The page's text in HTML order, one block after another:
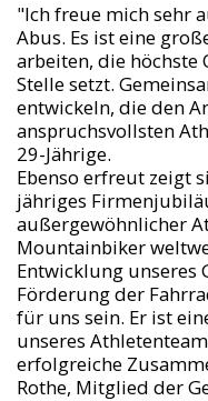
"Ich freue mich sehr
Abus. Es ist eine
arbeiten, die höchste
Stelle setzt.
entwickeln, die den
anspruchsvollsten
29-Jährige.
Ebenso erfreut zeigt
jähriges
außergewöhnlicher
Mountainbiker
Entwicklung
Förderung der
für uns sein. Er ist
unseres
erfolgreiche
Rothe, Mitglied der